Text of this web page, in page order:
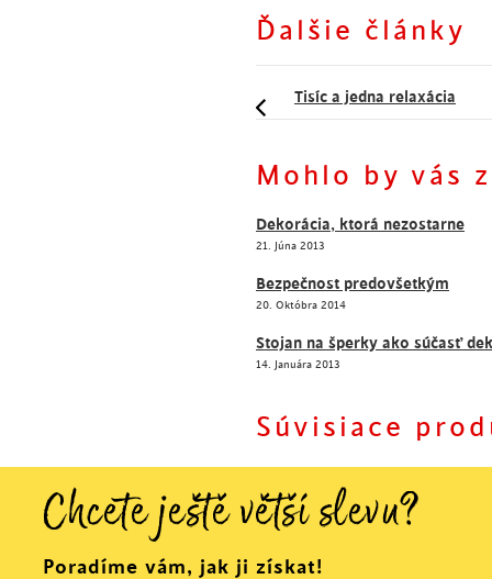
Ďalšie články
Tisíc a jedna relaxácia
Už naši predkovia poznali
neveríte?
Kreslo – ako inak sa dá
existujú?
Mohlo by vás
Dekorácia, ktorá nezostarne
21. Júna 2013
Bezpečnost predovšetkým
20. Októbra 2014
Stojan na šperky ako súčasť
14. Januára 2013
Súvisiace
Chcete ještě větší slevu?
Poradíme vám, jak ji získat!